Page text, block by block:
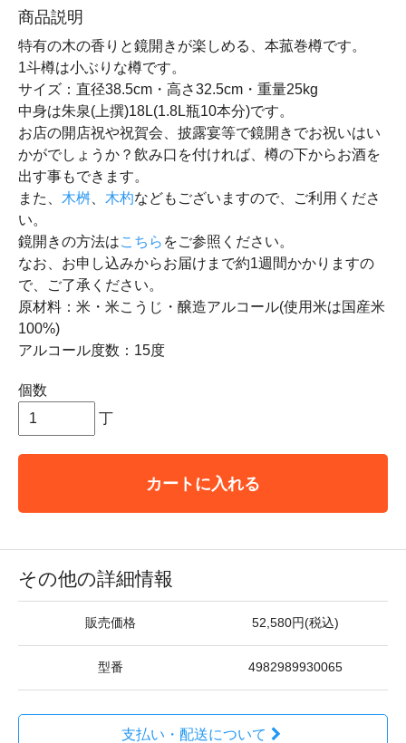
商品説明
特有の木の香りと鏡開きが楽しめる、本菰巻樽です。
1斗樽は小ぶりな樽です。
サイズ：直径38.5cm・高さ32.5cm・重量25kg
中身は朱泉(上撰)18L(1.8L瓶10本分)です。
お店の開店祝や祝賀会、披露宴等で鏡開きでお祝いはい
かがでしょうか？飲み口を付ければ、樽の下からお酒を
出す事もできます。
また、 木桝 木杓などもございますので、ご利用くださ
い。
鏡開きの方法はこちら をご参照ください。
なお、お申し込みからお届けまで約1週間かかりますの
で、ご了承ください。
原材料：米・米こうじ・醸造アルコール(使用米は国産米
100%)
アルコール度数：15度
個数
丁
カートに入れる
その他の詳細情報
販売価格 52,580円(税込)
型番 4982989930065
支払い・配送について